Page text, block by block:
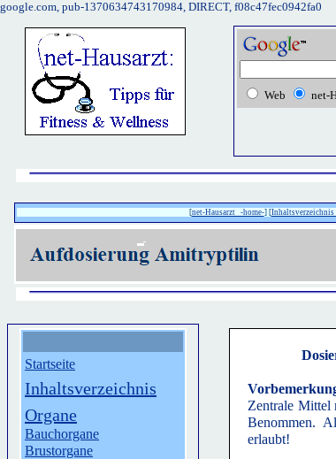
google.com, pub-1370634743170984, DIRECT, f08c47fec0942fa0
Web net-
[net-Hausarzt -home-] [Inhaltsverzeichnis
Startseite
Inhaltsverzeichnis
Organe
Bauchorgane
Brustorgane
Zentrale Mittel
Benommen.
erlaubt!